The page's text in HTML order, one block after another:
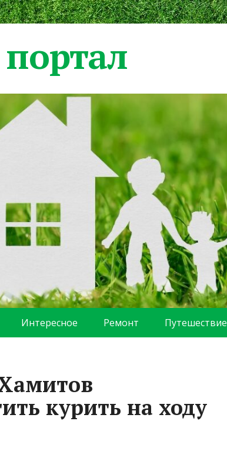
Интересное Ремонт Путешествие
курить на ходу